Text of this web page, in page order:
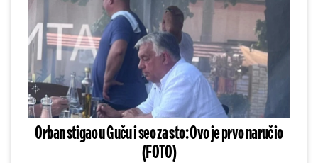
Orban stigao u Guču i seo za sto: Ovo je prvo naručio
(FOTO)